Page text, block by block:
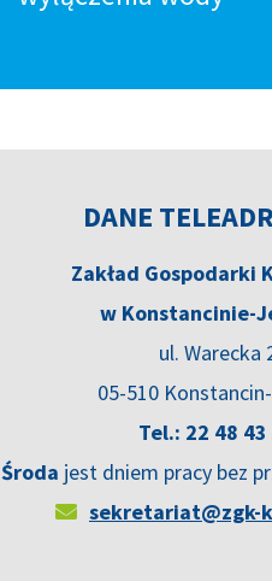
DANE
Zakład Gospodarki
w Konstancinie-
ul. Warecka
05-510
Tel.: 22 48 43
Środa jest dniem pracy bez
sekretariat@zgk-